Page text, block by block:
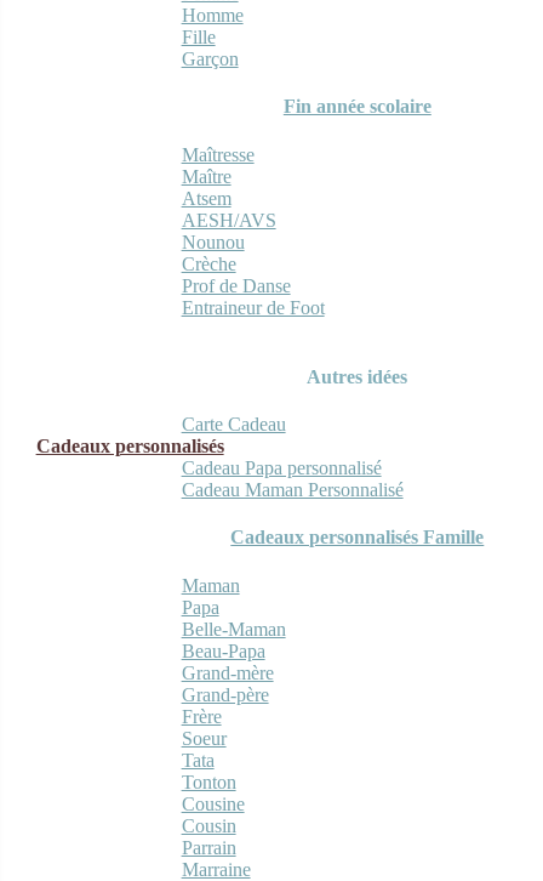
Homme
Fille
Garçon
Fin année scolaire
Maîtresse
Maître
Atsem
AESH/AVS
Nounou
Crèche
Prof de Danse
Entraineur de Foot
Autres idées
Carte Cadeau
Cadeaux personnalisés
Cadeau Papa personnalisé
Cadeau Maman Personnalisé
Cadeaux personnalisés Famille
Maman
Papa
Belle-Maman
Beau-Papa
Grand-mère
Grand-père
Frère
Soeur
Tata
Tonton
Cousine
Cousin
Parrain
Marraine